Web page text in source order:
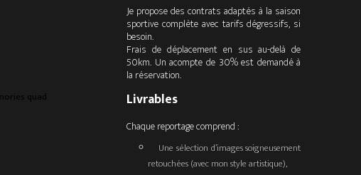
Je propose des contrats adaptés à la saison
sportive complète avec tarifs dégressifs, si
besoin.
Frais de déplacement en sus au-delà de
50km. Un acompte de 30% est demandé à
la réservation.
Livrables
Chaque reportage comprend :
Une sélection d’images soigneusement
retouchées (avec mon style artistique),